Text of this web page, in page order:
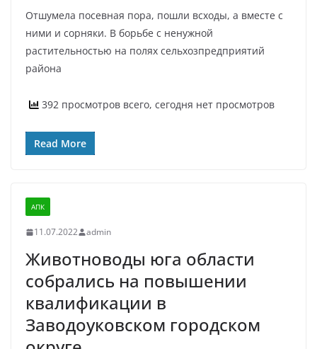
Отшумела посевная пора, пошли всходы, а вместе с
ними и сорняки. В борьбе с ненужной
растительностью на полях сельхозпредприятий
района
392 просмотров всего, сегодня нет просмотров
Read More
АПК
11.07.2022 admin
Животноводы юга области
собрались на повышении
квалификации в
Заводоуковском городском